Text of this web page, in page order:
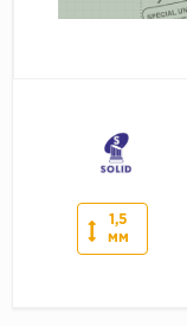
1,5
мм